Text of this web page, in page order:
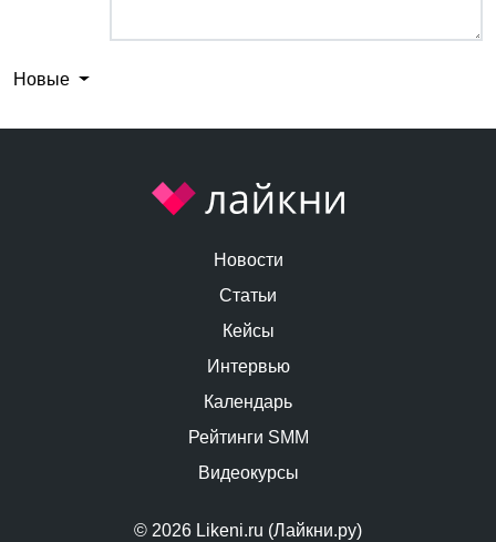
Новые
© 2026 Likeni.ru (Лайкни.ру)
Новости
Статьи
Кейсы
Интервью
Календарь
Рейтинги SMM
Видеокурсы